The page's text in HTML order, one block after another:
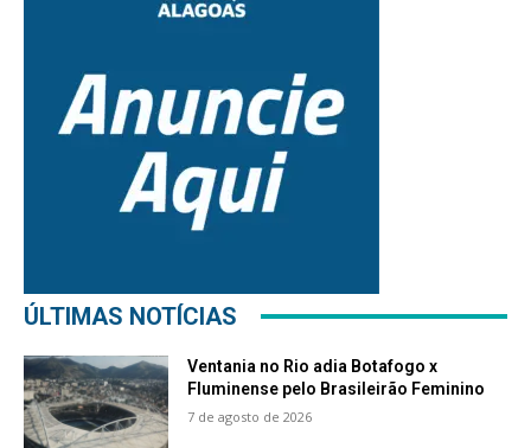
ÚLTIMAS NOTÍCIAS
Ventania no Rio adia Botafogo x
Fluminense pelo Brasileirão Feminino
7 de agosto de 2026